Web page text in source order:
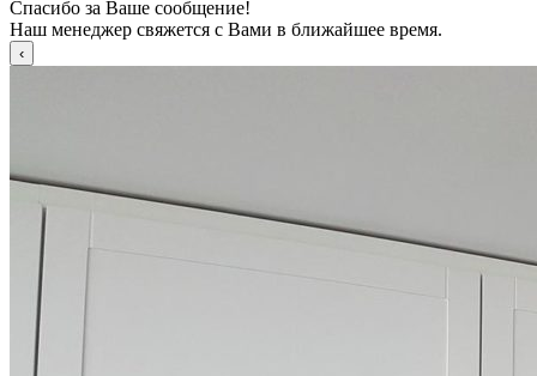
Спасибо за Ваше сообщение!
Наш менеджер свяжется с Вами в ближайшее время.